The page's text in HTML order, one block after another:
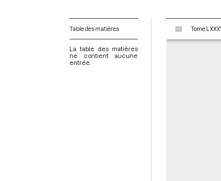
Table des matières
La table des matières
ne contient aucune
entrée.
s